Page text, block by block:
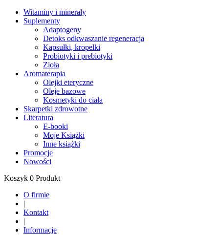
Witaminy i minerały
Suplementy
Adaptogeny
Detoks odkwaszanie regeneracja
Kapsułki, kropelki
Probiotyki i prebiotyki
Zioła
Aromaterapia
Olejki eteryczne
Oleje bazowe
Kosmetyki do ciała
Skarpetki zdrowotne
Literatura
E-booki
Moje Książki
Inne książki
Promocje
Nowości
Koszyk 0 Produkt
O firmie
|
Kontakt
|
Informacje